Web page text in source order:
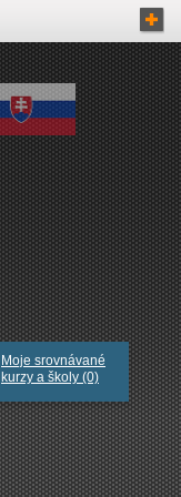
Moje srovnávané
kurzy a školy (0)